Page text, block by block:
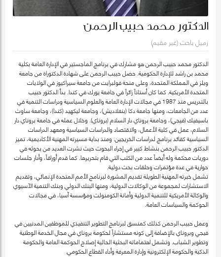
الدكتور محمد حبيب الرحمن
زميل باحث (غير مقيم)
الدكتور محمد حبيب الرحمن هو مشارك في برنامج الماجستير في الإدارة العامة بكلية
محمد بن راشد للإدارة الحكومية. حصل حبيب الرحمن على شهادة الدكتوراة من جامعة
ويلز في المملكة المتحدة، وعلى منحة فولبرايت من جامعة سيراكيوز في الولايات
المتحدة الأمريكية. كما كان أستاذاً زائراً في جامعة يورك في كندا. بدأ الدكتور حبيب
بالتدريس منذ 1987 في مجالات الإدارة العامة والعلوم السياسية ودراسات التنمية في
عدد من الجامعات، ومنها جامعة دكا (بنغلاديش)، وجامعة ليكهيد (كندا)، وجامعة ساوث
باسيفيك (فيجي)، وجامعة بروناي دار السلام (بروناي). وخلال عمله في جامعة بروناي دار
السلام، عمل في كلية الأعمال، والاقتصاد والدراسات السياسية ومعهد الدراسات
السياسية كقائد برنامج لدراسات الخريجين. ومنذ بداية مسيرته المهنية الأكاديمية، تميز
الدكتور حبيب الرحمن بنشاط كبير في إجراء البحوث حيث نشرت العديد من بحوثه في
دوريات محكمة وله أيضاً عدد من الكتب التي قام بتحريرها. كما قدم أوراقاً، وأدار جلسات
حوارية في عدة مؤتمرات وحلقات بحث دولية.
تشمل خبرته المهنية الطويلة تقديم المشورة لبرنامج الأمم المتحدة الإنمائي، وتقديم
الاستشارات لمجموعة من الوكالات الدولية، ومنها البنك الدولي وبنك التنمية الآسيوي
والوكالة الأمريكية للتنمية الدولية وأمانة الكومنولث ومؤسسة آسيا، في مجالات
الحوكمة والسياسات العامة.
وعمل حبيب الرحمن كذلك كمنسق لبرنامج التطوير التنفيذي للموظفين المدنيين في
فيجي وبروناي بالإضافة إلى كونه مستشاراً لحكومة بروناي في مجال الخدمة الوطنية
وتطوير الشباب. وتشمل اهتماماته البحثية الحالية إصلاح الحوكمة العامة والحكومة
الذكية والحكومة الإلكترونية وإدارة المعرفة وأداء القطاع الحكومي.